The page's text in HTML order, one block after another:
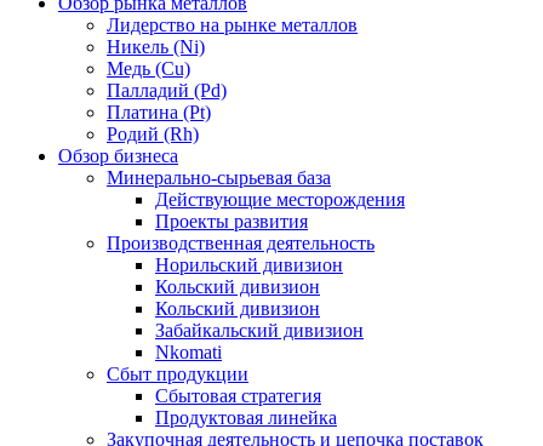
Лидерство на рынке металлов
Никель (Ni)
Медь (Cu)
Палладий (Pd)
Платина (Pt)
Родий (Rh)
Обзор бизнеса
Минерально-сырьевая база
Действующие месторождения
Проекты развития
Производственная деятельность
Норильский дивизион
Кольский дивизион
Кольский дивизион
Забайкальский дивизион
Nkomati
Сбыт продукции
Сбытовая стратегия
Продуктовая линейка
Закупочная деятельность и цепочка поставок